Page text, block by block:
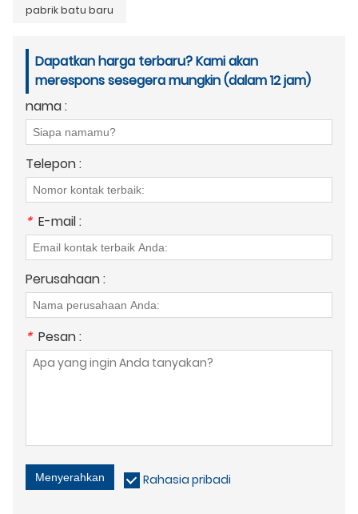
pabrik batu baru
Dapatkan harga terbaru? Kami akan
merespons sesegera mungkin (dalam 12 jam)
nama :
Telepon :
* E-mail :
Perusahaan :
* Pesan :
Menyerahkan Rahasia pribadi